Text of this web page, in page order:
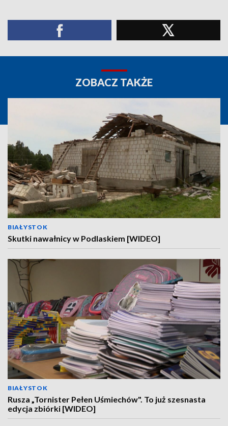
ZOBACZ TAKŻE
BIAŁYSTOK
Skutki nawałnicy w Podlaskiem [WIDEO]
BIAŁYSTOK
Rusza „Tornister Pełen Uśmiechów". To już szesnasta
edycja zbiórki [WIDEO]